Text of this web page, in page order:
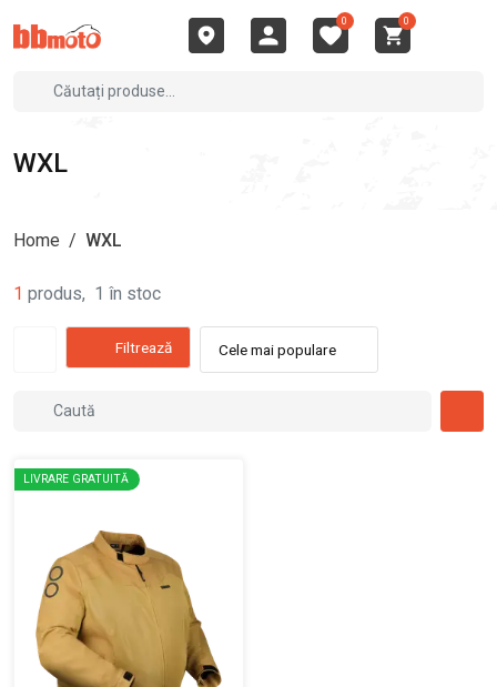
0 0
WXL
Home / WXL
1 produs, 1 în stoc
Filtrează Cele mai populare
LIVRARE GRATUITĂ